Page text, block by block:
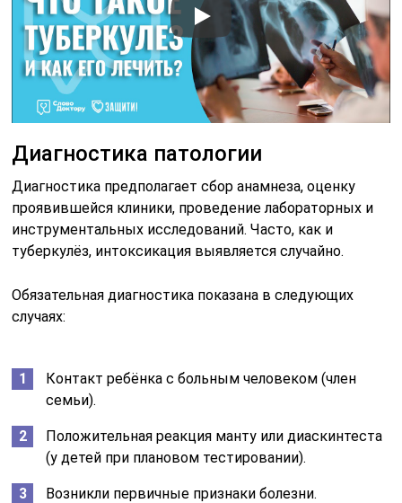
Диагностика патологии
Диагностика предполагает сбор анамнеза, оценку
проявившейся клиники, проведение лабораторных и
инструментальных исследований. Часто, как и
туберкулёз, интоксикация выявляется случайно.
Обязательная диагностика показана в следующих
случаях:
Контакт ребёнка с больным человеком (член
семьи).
Положительная реакция манту или диаскинтеста
(у детей при плановом тестировании).
Возникли первичные признаки болезни.